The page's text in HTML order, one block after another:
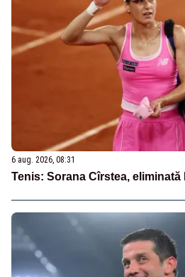
6 aug. 2026, 08:31
Tenis: Sorana Cîrstea, eliminată